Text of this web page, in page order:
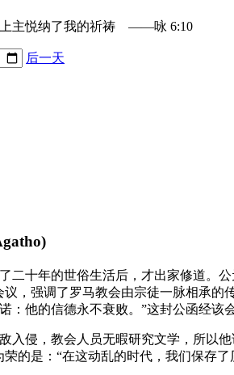
上主悦纳了我的祈祷 ——咏 6:10
后一天
二十年的世俗生活后，才出家修道。
议，强调了罗马教会由宗徒一脉相承
：他的信德永不衰败。”这封公函经
入侵，教会人员无暇研究文学，所以
的是：“在这动乱的时代，我们保存